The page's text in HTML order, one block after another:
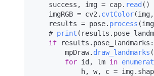
    success, img = cap.
read ()
    imgRGB = cv2.
cvtColor
    results = pose.
process
    #
print (results.
if results. pose_landmarks :
        mpDraw.
draw_landmarks
for id, lm in
            h, w, c = img.
域名与网站
终端用户计算